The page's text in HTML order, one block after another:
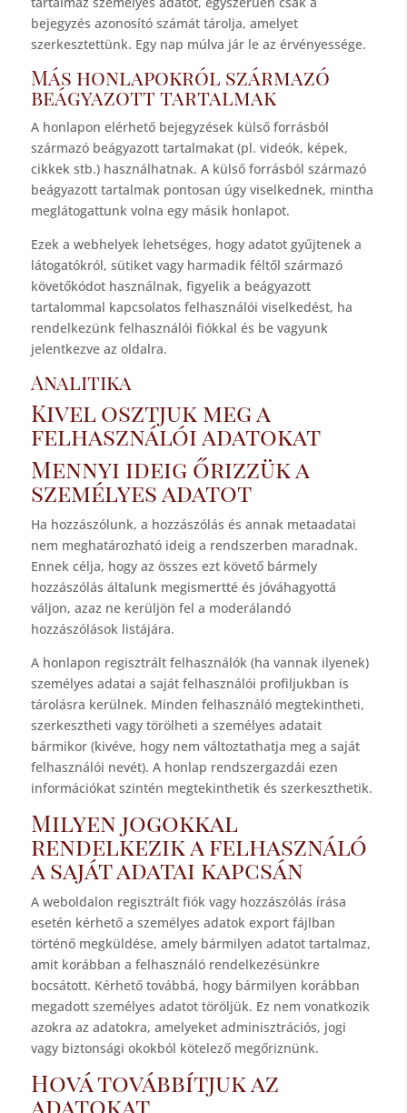
bejegyzés azonosító számát tárolja, amelyet
szerkesztettünk. Egy nap múlva jár le az érvényessége.
Más honlapokról származó
beágyazott tartalmak
A honlapon elérhető bejegyzések külső forrásból
származó beágyazott tartalmakat (pl. videók, képek,
cikkek stb.) használhatnak. A külső forrásból származó
beágyazott tartalmak pontosan úgy viselkednek, mintha
meglátogattunk volna egy másik honlapot.
Ezek a webhelyek lehetséges, hogy adatot gyűjtenek a
látogatókról, sütiket vagy harmadik féltől származó
követőkódot használnak, figyelik a beágyazott
tartalommal kapcsolatos felhasználói viselkedést, ha
rendelkezünk felhasználói fiókkal és be vagyunk
jelentkezve az oldalra.
Analitika
Kivel osztjuk meg a
felhasználói adatokat
Mennyi ideig őrizzük a
személyes adatot
Ha hozzászólunk, a hozzászólás és annak metaadatai
nem meghatározható ideig a rendszerben maradnak.
Ennek célja, hogy az összes ezt követő bármely
hozzászólás általunk megismertté és jóváhagyottá
váljon, azaz ne kerüljön fel a moderálandó
hozzászólások listájára.
A honlapon regisztrált felhasználók (ha vannak ilyenek)
személyes adatai a saját felhasználói profiljukban is
tárolásra kerülnek. Minden felhasználó megtekintheti,
szerkesztheti vagy törölheti a személyes adatait
bármikor (kivéve, hogy nem változtathatja meg a saját
felhasználói nevét). A honlap rendszergazdái ezen
információkat szintén megtekinthetik és szerkeszthetik.
Milyen jogokkal
rendelkezik a felhasználó
a saját adatai kapcsán
A weboldalon regisztrált fiók vagy hozzászólás írása
esetén kérhető a személyes adatok export fájlban
történő megküldése, amely bármilyen adatot tartalmaz,
amit korábban a felhasználó rendelkezésünkre
bocsátott. Kérhető továbbá, hogy bármilyen korábban
megadott személyes adatot töröljük. Ez nem vonatkozik
azokra az adatokra, amelyeket adminisztrációs, jogi
vagy biztonsági okokból kötelező megőriznünk.
Hová továbbítjuk az
adatokat